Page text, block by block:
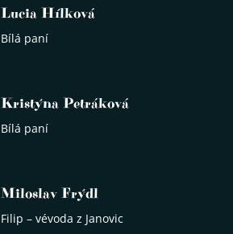
Lucia Hílková
Bílá paní
Kristýna Petráková
Bílá paní
Miloslav Frýdl
Filip – vévoda z Janovic